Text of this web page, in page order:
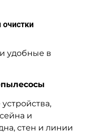
очистки
удобные в
и
стен и линии